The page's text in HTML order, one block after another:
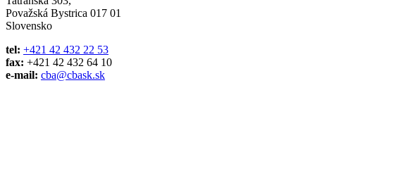
Považská Bystrica 017 01
Slovensko
tel: +421 42 432 22 53
fax: +421 42 432 64 10
e-mail: cba@cbask.sk